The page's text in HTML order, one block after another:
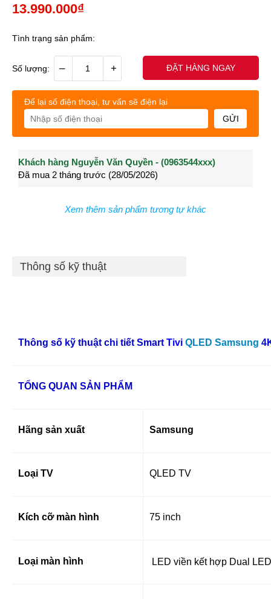
13.990.000₫
Tình trạng sản phẩm:
Số lượng: – + ĐẶT HÀNG NGAY
Để lại số điện thoại, tư vấn sẽ điện lại
GỬI
Khách hàng Nguyễn Văn Quyền - (0963544xxx)
Đã mua 2 tháng trước (28/05/2026)
Khách hàng Nguyễn Thành Long - (0902021xxx)
Đã mua 3 tháng trước (27/04/2026)
Xem thêm sản phẩm tương tự khác
Thông số kỹ thuật
Thông số kỹ thuật chi tiết Smart Tivi QLED Samsung
TỔNG QUAN SẢN PHẨM
Hãng sản xuất Samsung
Loại TV QLED TV
Kích cỡ màn hình 75 inch
Loại màn hình LED viền kết hợp Dual